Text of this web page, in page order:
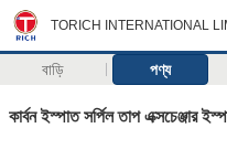
TORICH INTERNATIONAL
বাড়ি পণ্য
কার্বন ইস্পাত সর্পিল তাপ এক্সচেঞ্জার